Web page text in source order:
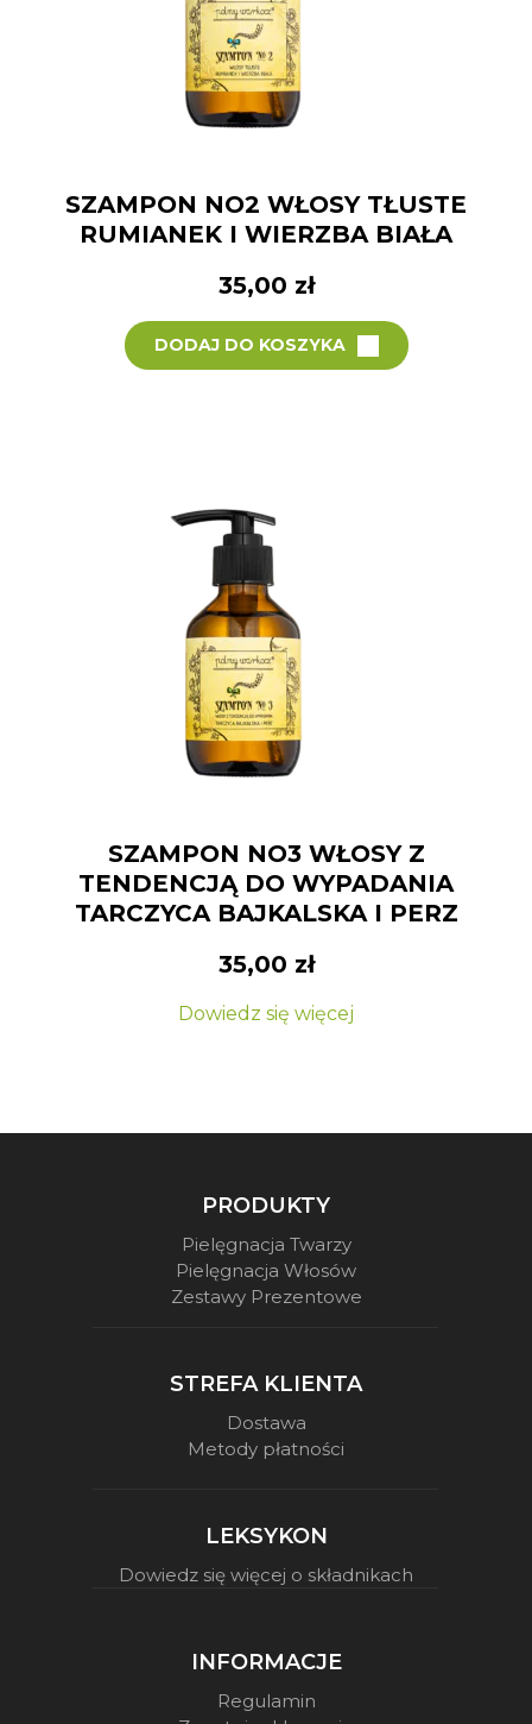
SZAMPON NO2 WŁOSY TŁUSTE
RUMIANEK I WIERZBA BIAŁA
35,00 zł
DODAJ DO KOSZYKA
SZAMPON NO3 WŁOSY Z
TENDENCJĄ DO WYPADANIA
TARCZYCA BAJKALSKA I PERZ
35,00 zł
Dowiedz się więcej
PRODUKTY
Pielęgnacja Twarzy
Pielęgnacja Włosów
Zestawy Prezentowe
STREFA KLIENTA
Dostawa
Metody płatności
LEKSYKON
Dowiedz się więcej o składnikach
INFORMACJE
Regulamin